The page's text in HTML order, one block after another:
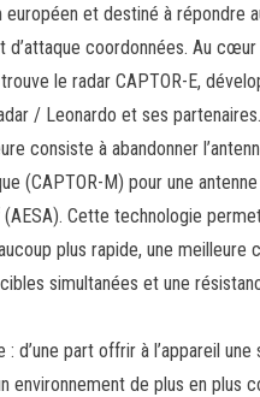
européen et destiné à répondre
d’attaque coordonnées. Au
le radar CAPTOR-E,
/ Leonardo et ses partenaires.
consiste à abandonner
(CAPTOR-M) pour une
Cette technologie
plus rapide, une meilleure
simultanées et une
: d’une part offrir à l’appareil
environnement de plus en plus